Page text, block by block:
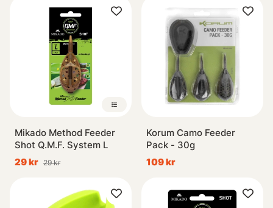
Mikado Method Feeder
Shot Q.M.F. System L
29 kr 29 kr
Korum Camo Feeder
Pack - 30g
109 kr